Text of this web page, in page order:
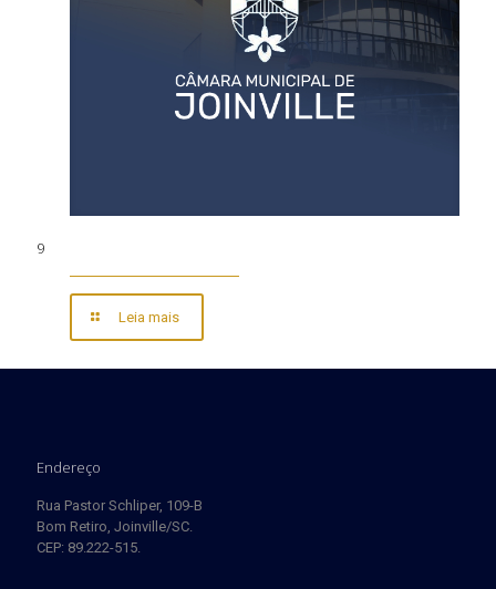
9
Leia mais
Endereço
Rua Pastor Schliper, 109-B
Bom Retiro, Joinville/SC.
CEP: 89.222-515.